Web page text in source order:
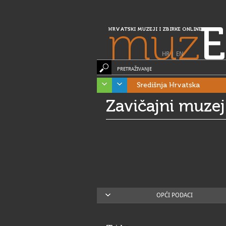
HRVATSKI MUZEJI I ZBIRKE ONLINE
muz
HR| EN
PRETRAŽIVANJE
Središnja Hrvatska
Zavičajni
OPĆI PODACI